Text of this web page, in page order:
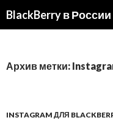
BlackBerry в России
Архив метки:
INSTAGRAM ДЛЯ